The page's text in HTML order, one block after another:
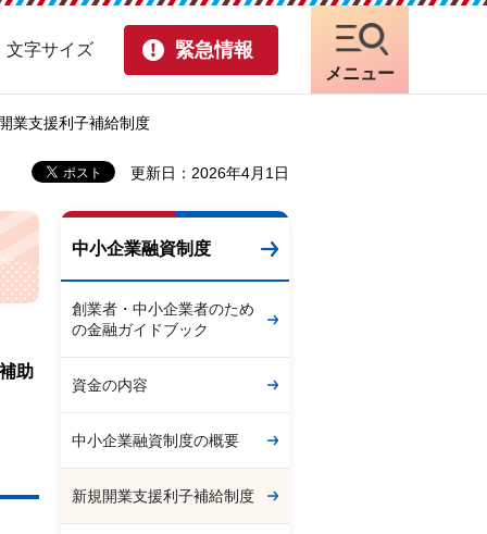
文字サイズ 緊急情報
メニュー
業支援利子補給制度
更新日：2026年4月1日
助
中小企業融資制度
創業者・中小企業者のため
の金融ガイドブック
資金の内容
中小企業融資制度の概要
新規開業支援利子補給制度